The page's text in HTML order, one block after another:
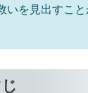
いを見出すこ